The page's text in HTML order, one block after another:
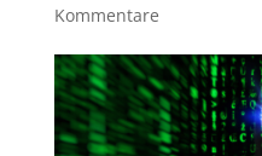
Kommentare